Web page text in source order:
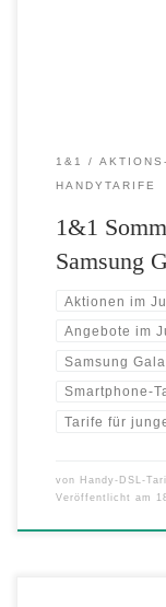
1&1
HANDYTARIFE
1&1
Samsung
Aktionen im
Angebote im
Samsung
Smartphone-
Tarife für
von Handy-DSL-
Veröffentlicht am